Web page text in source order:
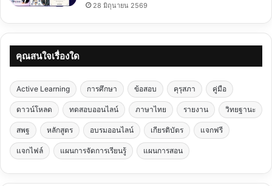
28 มิถุนายน 2569
คุณสนใจเรื่องใด
Active Learning การศึกษา ข้อสอบ คุรุสภา คู่มือ
ดาวน์โหลด ทดสอบออนไลน์ ภาษาไทย รายงาน วิทยฐานะ
สพฐ หลักสูตร อบรมออนไลน์ เกียรติบัตร แจกฟรี
แจกไฟล์ แผนการจัดการเรียนรู้ แผนการสอน